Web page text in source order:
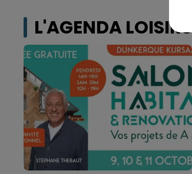
L'AGENDA LOISIRS